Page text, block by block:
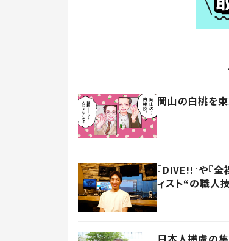
岡山の白桃を
『DIVE!!』や『
ィスト“の職人技